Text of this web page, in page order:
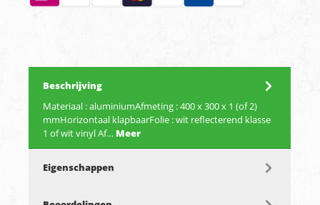
Beschrijving
Materiaal : aluminiumAfmeting : 400 x 300 x 1 (of 2)
mmHorizontaal klapbaarFolie : wit reflecterend klasse
1 of wit vinyl Af… Meer
Eigenschappen